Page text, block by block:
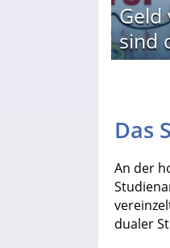
Geld
sind
Das
An der
dualer